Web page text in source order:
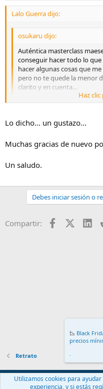
Lalo Guerra dijo:
osukaru dijo:
Auténtica masterclass
conseguir hacer todo lo
hacer algunas cosas que
pero no te quede la menor
clarito y en cuenta...
Eso sí, si me oyes decirte
jajajajajaja... nooooo, es
todo lo que has visto, que
merecer mucho la pena...
Gracias por pasar y comentar.
Un saludo.
conoces a la persona. Los
un robado, si te es posible,
la foto y no conoces a la
¡Calamar en su tinta para
Haz clic
Lo dicho... un gustazo...
Muchas gracias de nuevo
Un saludo.
Debes iniciar sesión o
Compartir: Facebook
X
Retrato
Español (ES)
📉 Black
precios
.
Utilizamos cookies para
experiencia, y si estás